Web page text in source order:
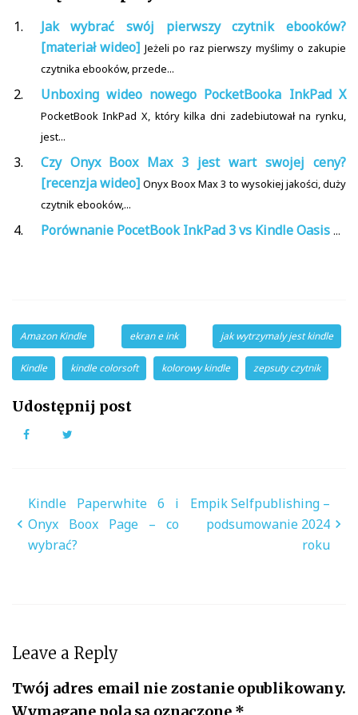
Jak wybrać swój pierwszy czytnik ebooków?
[materiał wideo] Jeżeli po raz pierwszy myślimy o zakupie
czytnika ebooków, przede...
Unboxing wideo nowego PocketBooka InkPad X
PocketBook InkPad X, który kilka dni zadebiutował na rynku,
jest...
Czy Onyx Boox Max 3 jest wart swojej ceny?
[recenzja wideo] Onyx Boox Max 3 to wysokiej jakości, duży
czytnik ebooków,...
Porównanie PocetBook InkPad 3 vs Kindle Oasis ...
Amazon Kindle ekran e ink jak wytrzymaly jest kindle
Kindle kindle colorsoft kolorowy kindle zepsuty czytnik
Udostępnij post
Facebook
Nawigacja
wpisu
Kindle Paperwhite 6 i
Onyx Boox Page – co
wybrać?
Empik Selfpublishing –
podsumowanie 2024
roku
Leave a Reply
Twój adres email nie zostanie opublikowany.